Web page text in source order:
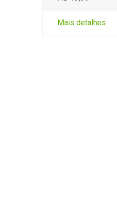
Mais detalhes